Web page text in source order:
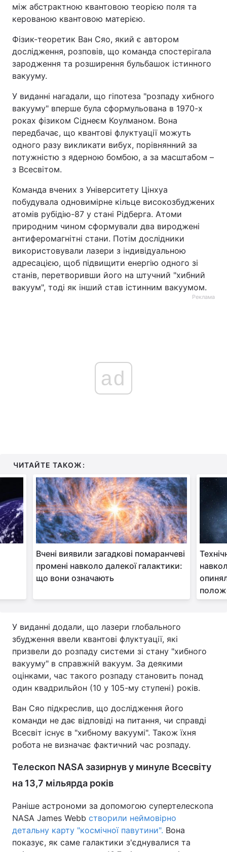
між абстрактною квантовою теорією поля та
керованою квантовою матерією.
Фізик-теоретик Ван Сяо, який є автором
дослідження, розповів, що команда спостерігала
зародження та розширення бульбашок істинного
вакууму.
У виданні нагадали, що гіпотеза "розпаду хибного
вакууму" вперше була сформульована в 1970-х
роках фізиком Сіднеєм Коулманом. Вона
передбачає, що квантові флуктуації можуть
одного разу викликати вибух, порівнянний за
потужністю з ядерною бомбою, а за масштабом –
з Всесвітом.
Команда вчених з Університету Цінхуа
побудувала одновимірне кільце високозбуджених
атомів рубідію-87 у стані Рідберга. Атоми
природним чином сформували два вироджені
антиферомагнітні стани. Потім дослідники
використовували лазери з індивідуальною
адресацією, щоб підвищити енергію одного зі
станів, перетворивши його на штучний "хибний
вакуум", тоді як інший став істинним вакуумом.
Реклама
ad
ЧИТАЙТЕ ТАКОЖ:
Вчені виявили загадкові помаранчеві
промені навколо далекої галактики:
що вони означають
У виданні додали, що лазери глобального
збудження ввели квантові флуктуації, які
призвели до розпаду системи зі стану "хибного
вакууму" в справжній вакуум. За деякими
оцінками, час такого розпаду становить понад
один квадрильйон (10 у 105-му ступені) років.
Ван Сяо підкреслив, що дослідження його
команди не дає відповіді на питання, чи справді
Всесвіт існує в "хибному вакуумі". Також їхня
робота не визначає фактичний час розпаду.
Телескоп NASA зазирнув у минуле Всесвіту
на 13,7 мільярда років
Раніше астрономи за допомогою супертелескопа
NASA James Webb створили неймовірно
детальну карту "космічної павутини". Вона
показує, як саме галактики з'єднувалися та